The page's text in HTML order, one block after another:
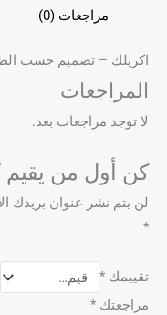
مراجعات (0)
اكريلك – تصميم حسب
المراجعات
لا توجد مراجعات بعد.
كن أول من يقيم
لن يتم نشر عنوان بريدك
*
تقييمك *
مراجعتك *